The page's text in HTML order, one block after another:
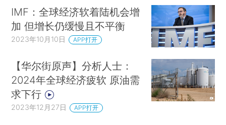
这样就形成了受需求约束的疲弱的经济增长模
式，但随着各国走出新冠疫情，该模式走到了尽
头。突然之间，需求约束型的世界不复存在，出现
了数十年未见的通胀压力。
通胀压力主要来自两个因素：一是需求激增，
所有人都知道需求会激增，毕竟世界许多地区，尤
其是发达国家，都在制定应对疫情的庞大财政刺激
IMF：全球经济软着陆机会增
加 但增长仍缓慢且不平衡
2023年10月10日 APP打开
【华尔街原声】分析人士：
2024年全球经济疲软 原油需
求下行
2023年12月27日 APP打开